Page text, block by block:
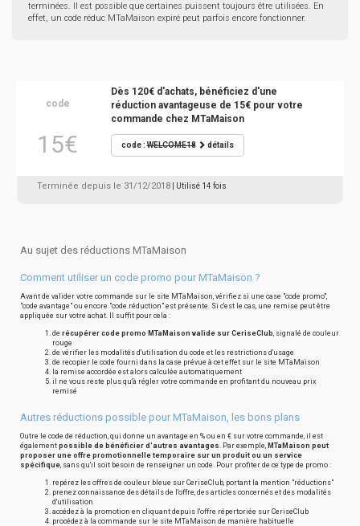
terminées. Il est possible que certaines puissent toujours être utilisées. En
effet, un code réduc MTaMaison expiré peut parfois encore fonctionner.
code
15€
Dès 120€ d'achats, bénéficiez d'une
réduction avantageuse de 15€ pour votre
commande chez MTaMaison
code :WELCOME18 détails
Terminée depuis le 31/12/2018 | Utilisé 14 fois
Au sujet des réductions MTaMaison
Comment utiliser un code promo pour MTaMaison ?
Avant de valider votre commande sur le site MTaMaison, vérifiez si une case "code promo",
"code avantage" ou encore "code réduction" est présente. Si c'est le cas, une remise peut être
appliquée sur votre achat. Il suffit pour cela :
de récupérer code promo MTaMaison valide sur CeriseClub, signalé de couleur
rouge
de vérifier les modalités d'utilisation du code et les restrictions d'usage
de recopier le code fourni dans la case prévue à cet effet sur le site MTaMaison
la remise accordée est alors calculée automatiquement
il ne vous reste plus qu'à régler votre commande en profitant du nouveau prix
remisé
Autres réductions possible pour MTaMaison, les bons plans
Outre le code de réduction, qui donne un avantage en % ou en € sur votre commande, il est
également possible de bénéficier d'autres avantages. Par exemple, MTaMaison peut
proposer une offre promotionnelle temporaire sur un produit ou un service
spécifique, sans qu'il soit besoin de renseigner un code. Pour profiter de ce type de promo :
repérez les offres de couleur bleue sur CeriseClub, portant la mention "réductions"
prenez connaissance des détails de l'offre, des articles concernés et des modalités
d'utilisation
accédez à la promotion en cliquant depuis l'offre répertoriée sur CeriseClub
procédez à la commande sur le site MTaMaison de manière habituelle